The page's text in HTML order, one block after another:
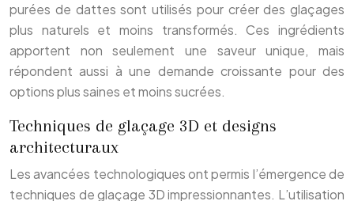
purées de dattes sont utilisés pour créer des glaçages
plus naturels et moins transformés. Ces ingrédients
apportent non seulement une saveur unique, mais
répondent aussi à une demande croissante pour des
options plus saines et moins sucrées.
Techniques de glaçage 3D et designs
architecturaux
Les avancées technologiques ont permis l’émergence de
techniques de glaçage 3D impressionnantes. L’utilisation